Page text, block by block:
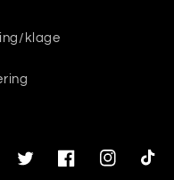
klage
TwitterFacebookInstagramTikTok